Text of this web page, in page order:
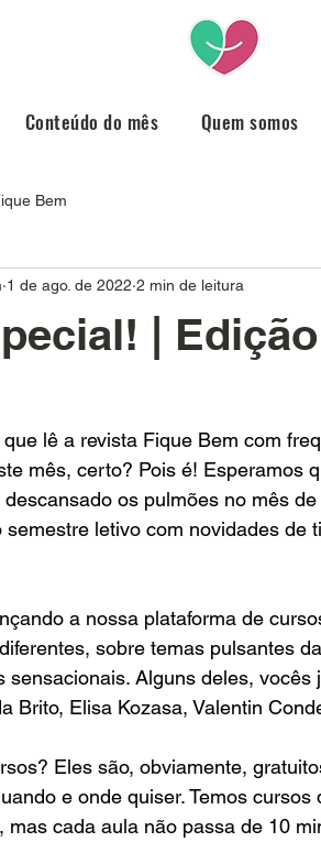
Conteúdo do mês Quem somos
Bem
|
1 de ago. de 2022 2 min de leitura
lê a revista Fique Bem com
mês, certo? Pois é! Esperamos
os pulmões no mês
letivo com novidades de
a nossa plataforma de
sobre temas pulsantes
sensacionais. Alguns deles,
Brito, Elisa Kozasa, Valentin
Eles são, obviamente,
e onde quiser. Temos
mas cada aula não passa de 10